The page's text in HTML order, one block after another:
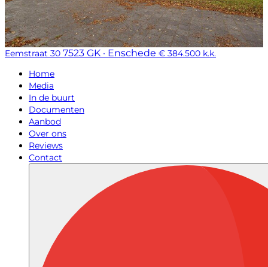
Eemstraat 30 7523 GK · Enschede € 384.500 k.k.
Home
Media
In de buurt
Documenten
Aanbod
Over ons
Reviews
Contact